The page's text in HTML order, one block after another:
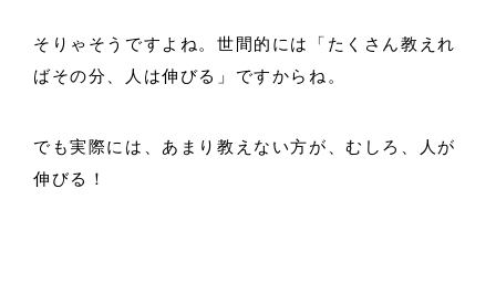
そりゃそうですよね。世間的には「たくさん教えれ
ばその分、人は伸びる」ですからね。
でも実際には、あまり教えない方が、むしろ、人が
伸びる！